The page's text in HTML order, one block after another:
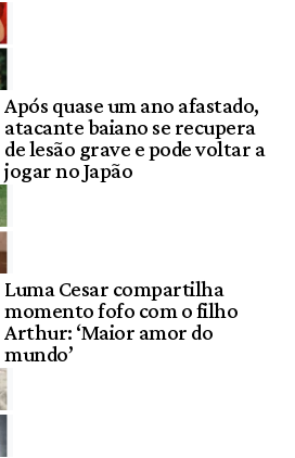
Após quase um ano afastado,
atacante baiano se recupera
de lesão grave e pode voltar a
jogar no Japão
Luma Cesar compartilha
momento fofo com o filho
Arthur: ‘Maior amor do
mundo’